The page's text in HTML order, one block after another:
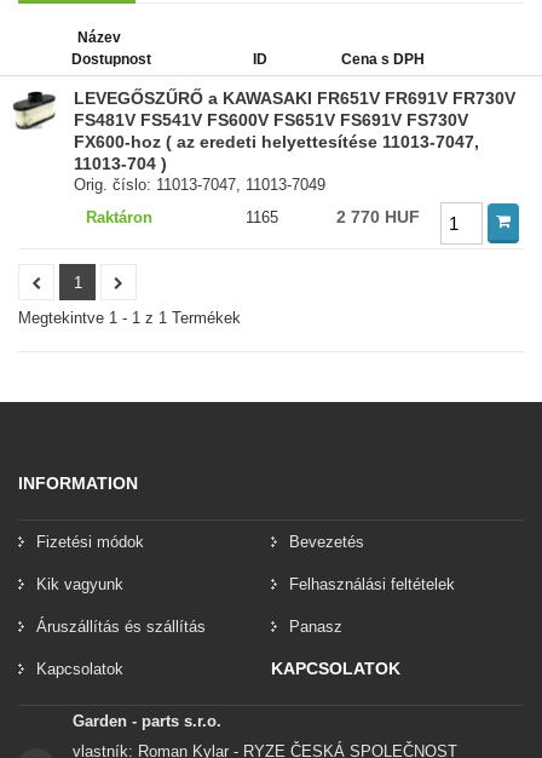
Název
Dostupnost
ID Cena s DPH
LEVEGŐSZŰRŐ a KAWASAKI FR651V FR691V FR730V
FS481V FS541V FS600V FS651V FS691V FS730V
FX600-hoz ( az eredeti helyettesítése 11013-7047,
11013-704 )
Orig. číslo: 11013-7047, 11013-7049
Raktáron
1165 2 770 HUF
1
Megtekintve 1 - 1 z 1 Termékek
INFORMATION
Fizetési módok Bevezetés
Kik vagyunk Felhasználási feltételek
Áruszállítás és szállítás Panasz
Kapcsolatok KAPCSOLATOK
Garden - parts s.r.o.
vlastník: Roman Kylar - RYZE ČESKÁ SPOLEČNOST